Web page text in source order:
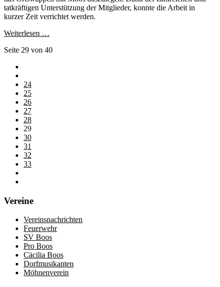
tatkräftigen Unterstützung der Mitglieder, konnte die Arbeit in
kurzer Zeit verrichtet werden.
Weiterlesen …
Seite 29 von 40
24
25
26
27
28
29
30
31
32
33
Vereine
Vereinsnachrichten
Feuerwehr
SV Boos
Pro Boos
Cäcilia Boos
Dorfmusikanten
Möhnenverein